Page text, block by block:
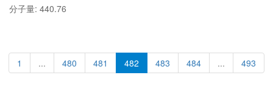
分子量: 440.76
1 ... 480 481 482 483 484 ... 493